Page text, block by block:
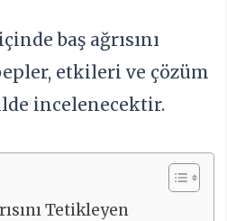
baş ağrısını
etkileri ve çözüm
incelenecektir.
Tetikleyen